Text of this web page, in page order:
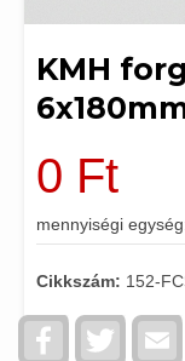
KMH
0 Ft
mennyiségi
Cikkszám: 152-
FacebookTwitter